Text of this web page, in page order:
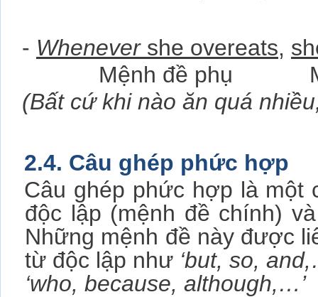
- Whenevershe overeats,
Mệnh đề phụ
(Bất cứ khi nào ăn quá
2.4. Câu ghép phức hợp
Câu ghép phức hợp là một
độc lập (mệnh đề chính)
Những mệnh đề này được
từ độc lập như ‘but, so,
‘who, because, although,…’